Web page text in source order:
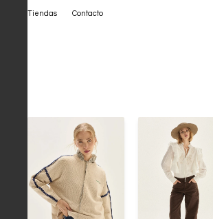
Tiendas Contacto